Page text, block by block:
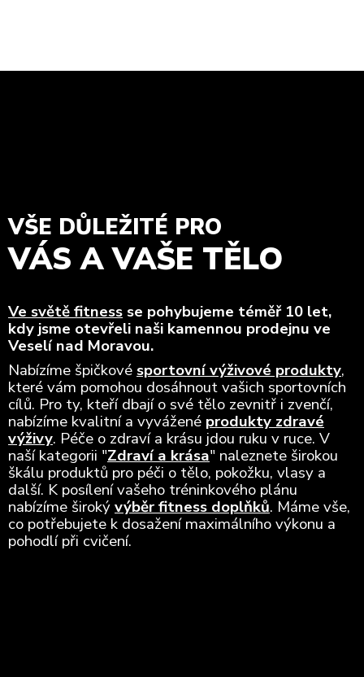
VŠE DŮLEŽITÉ PRO
VÁS A VAŠE TĚLO
Ve světě fitness se pohybujeme téměř 10 let,
kdy jsme otevřeli naši kamennou prodejnu ve
Veselí nad Moravou.
Nabízíme špičkové sportovní výživové produkty,
které vám pomohou dosáhnout vašich sportovních
cílů. Pro ty, kteří dbají o své tělo zevnitř i zvenčí,
nabízíme kvalitní a vyvážené produkty zdravé
výživy. Péče o zdraví a krásu jdou ruku v ruce. V
naší kategorii "Zdraví a krása" naleznete širokou
škálu produktů pro péči o tělo, pokožku, vlasy a
další. K posílení vašeho tréninkového plánu
nabízíme širokývýběr fitness doplňků. Máme vše,
co potřebujete k dosažení maximálního výkonu a
pohodlí při cvičení.